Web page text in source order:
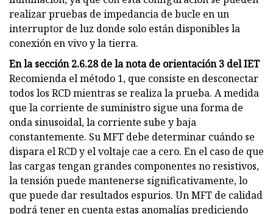
realizar pruebas de impedancia de bucle en un
interruptor de luz donde solo están disponibles la
conexión en vivo y la tierra.
En la sección 2.6.28 de la nota de orientación 3 del IET
Recomienda el método 1, que consiste en desconectar
todos los RCD mientras se realiza la prueba. A medida
que la corriente de suministro sigue una forma de
onda sinusoidal, la corriente sube y baja
constantemente. Su MFT debe determinar cuándo se
dispara el RCD y el voltaje cae a cero. En el caso de que
las cargas tengan grandes componentes no resistivos,
la tensión puede mantenerse significativamente, lo
que puede dar resultados espurios. Un MFT de calidad
podrá tener en cuenta estas anomalías prediciendo